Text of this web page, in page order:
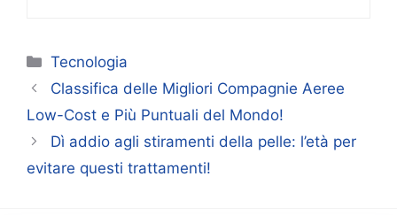
Categorie
Tecnologia
Classifica delle Migliori Compagnie Aeree
Low-Cost e Più Puntuali del Mondo!
Dì addio agli stiramenti della pelle: l’età per
evitare questi trattamenti!